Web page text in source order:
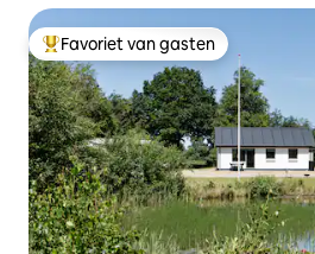
Topfavoriet van gasten
Favoriet van gasten